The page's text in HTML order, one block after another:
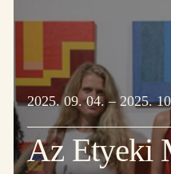
2025. 09. 04. – 2025.
Az Etyeki